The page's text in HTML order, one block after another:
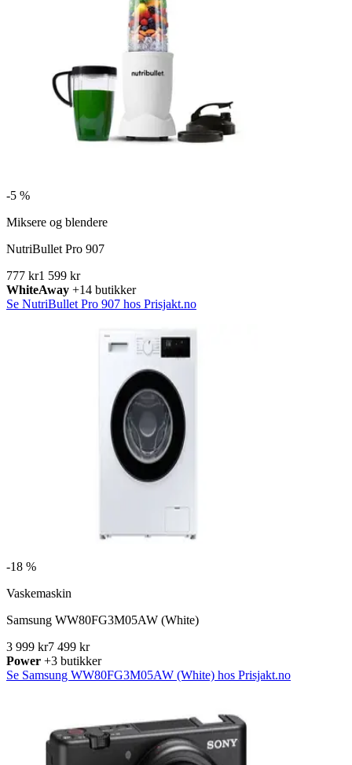
-5 %
Miksere og blendere
NutriBullet Pro 907
777 kr1 599 kr
WhiteAway +14 butikker
Se NutriBullet Pro 907 hos Prisjakt.no
-18 %
Vaskemaskin
Samsung WW80FG3M05AW (White)
3 999 kr7 499 kr
Power +3 butikker
Se Samsung WW80FG3M05AW (White) hos Prisjakt.no